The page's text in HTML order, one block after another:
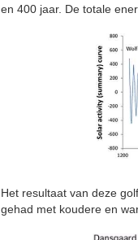
en 400 jaar. De totale
Het resultaat van deze
gehad met koudere en